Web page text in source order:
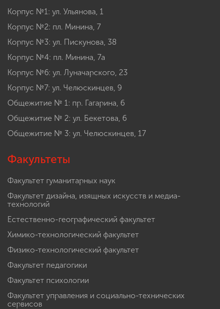
Корпус №1: ул. Ульянова, 1
Корпус №2: пл. Минина, 7
Корпус №3: ул. Пискунова, 38
Корпус №4: пл. Минина, 7а
Корпус №6: ул. Луначарского, 23
Корпус №7: ул. Челюскинцев, 9
Общежитие № 1: пр. Гагарина, 6
Общежитие № 2: ул. Бекетова, 6
Общежитие № 3: ул. Челюскинцев, 17
Факультеты
Факультет гуманитарных наук
Факультет дизайна, изящных искусств и медиа-
технологий
Естественно-географический факультет
Химико-технологический факультет
Физико-технологический факультет
Факультет педагогики
Факультет психологии
Факультет управления и социально-технических
сервисов